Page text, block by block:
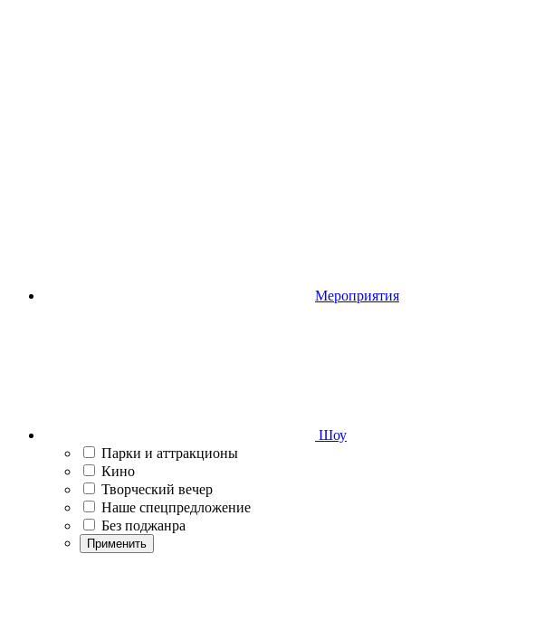
Мероприятия
Шоу
Парки и аттракционы
Кино
Творческий вечер
Наше спецпредложение
Без поджанра
Применить